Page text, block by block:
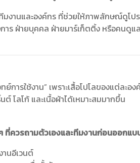
มงานและองค์กร ที่ช่วยให้ภาพลักษณ์ดูโ
าร ฝ่ายบุคคล ฝ่ายมาร์เก็ตติ้ง หรือคนดู
การใช้งาน” เพราะเสื้อโปโลของแต่ละ
โลโก้ และเนื้อผ้าได้เหมาะสมมากขึ้น
ที่ควรถามตัวเองและทีมงานก่อนออกแบ
านอีเวนต์